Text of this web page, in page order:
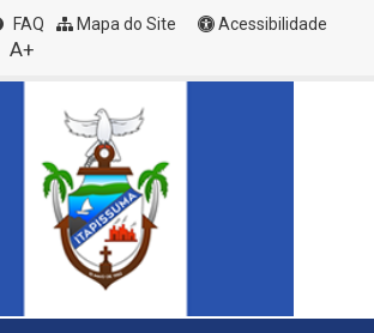
FAQ Mapa do Site
Acessibilidade
A+